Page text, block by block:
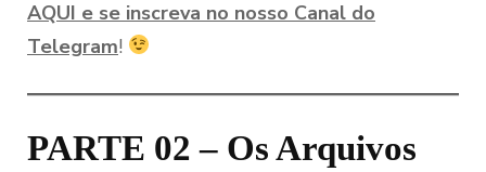
AQUI e se inscreva no nosso Canal do
Telegram!
PARTE 02 – Os Arquivos